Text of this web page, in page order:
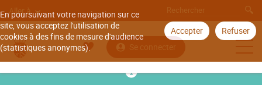
En poursuivant votre navigation sur ce
site, vous acceptez l'utilisation de
cookies à des fins de mesure d'audience
(statistiques anonymes).
Accepter Refuser
Aller à
Se connecter